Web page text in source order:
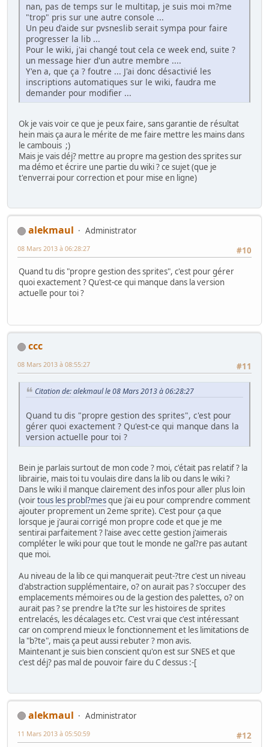
nan, pas de temps sur le multitap, je suis moi m?me
"trop" pris sur une autre console ...
Un peu d'aide sur pvsneslib serait sympa pour faire
progresser la lib ...
Pour le wiki, j'ai changé tout cela ce week end, suite ?
un message hier d'un autre membre ....
Y'en a, que ça ? foutre ... J'ai donc désactivié les
inscriptions automatiques sur le wiki, faudra me
demander pour modifier ...
Ok je vais voir ce que je peux faire, sans garantie de résultat
hein mais ça aura le mérite de me faire mettre les mains dans
le cambouis ;)
Mais je vais déj? mettre au propre ma gestion des sprites sur
ma démo et écrire une partie du wiki ? ce sujet (que je
t'enverrai pour correction et pour mise en ligne)
alekmaul
Administrator
#10
08 Mars 2013 à 06:28:27
Quand tu dis "propre gestion des sprites", c'est pour gérer
quoi exactement ? Qu'est-ce qui manque dans la version
actuelle pour toi ?
ccc
#11
08 Mars 2013 à 08:55:27
Citation de: alekmaul le 08 Mars 2013 à 06:28:27
Quand tu dis "propre gestion des sprites", c'est pour
gérer quoi exactement ? Qu'est-ce qui manque dans la
version actuelle pour toi ?
Bein je parlais surtout de mon code ? moi, c'était pas relatif ? la
librairie, mais toi tu voulais dire dans la lib ou dans le wiki ?
Dans le wiki il manque clairement des infos pour aller plus loin
(voirtous les probl?mesque j'ai eu pour comprendre comment
ajouter proprement un 2eme sprite). C'est pour ça que
lorsque je j'aurai corrigé mon propre code et que je me
sentirai parfaitement ? l'aise avec cette gestion j'aimerais
compléter le wiki pour que tout le monde ne gal?re pas autant
que moi.
Au niveau de la lib ce qui manquerait peut-?tre c'est un niveau
d'abstraction supplémentaire, o? on aurait pas ? s'occuper des
emplacements mémoires ou de la gestion des palettes, o? on
aurait pas ? se prendre la t?te sur les histoires de sprites
entrelacés, les décalages etc. C'est vrai que c'est intéressant
car on comprend mieux le fonctionnement et les limitations de
la "b?te", mais ça peut aussi rebuter ? mon avis.
Maintenant je suis bien conscient qu'on est sur SNES et que
c'est déj? pas mal de pouvoir faire du C dessus :-[
alekmaul
Administrator
#12
11 Mars 2013 à 05:50:59